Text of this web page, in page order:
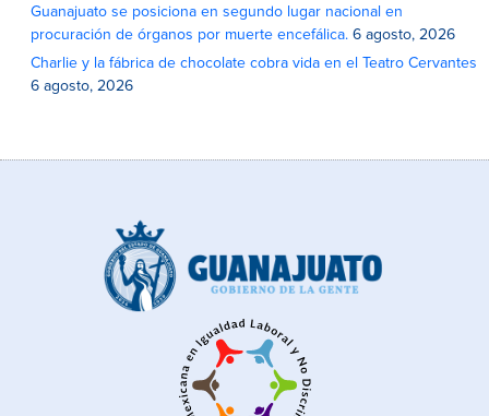
Guanajuato se posiciona en segundo lugar nacional en
procuración de órganos por muerte encefálica. 6 agosto, 2026
Charlie y la fábrica de chocolate cobra vida en el Teatro Cervantes
6 agosto, 2026